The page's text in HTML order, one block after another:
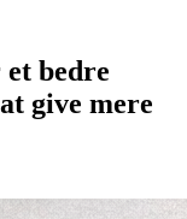
bedre
give mere